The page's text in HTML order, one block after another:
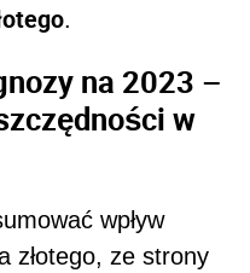
.
na 2023 –
w
wpływ
złotego, ze strony